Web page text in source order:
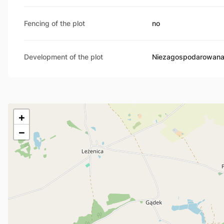
Fencing of the plot no
Development of the plot Niezagospodarowana
+
−